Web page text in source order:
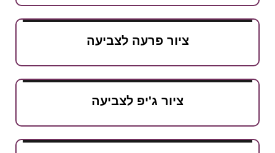
ציור פרעה לצביעה
ציור ג'יפ לצביעה